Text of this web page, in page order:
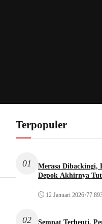
Terpopuler
01
Merasa Dibackingi,
Depok Akhirnya
12 Januari 2026•
02
Sempat Terhenti,